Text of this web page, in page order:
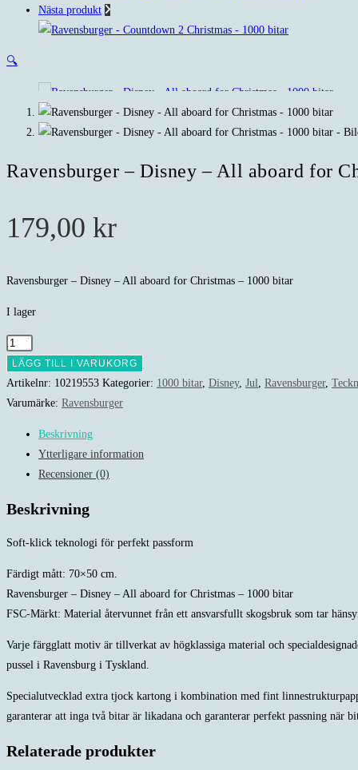
Nästa produkt
🔍
Ravensburger – Disney – All aboard for
179,00 kr
Ravensburger – Disney – All aboard for Christmas – 1000 bitar
I lager
Ravensburger
Disney
-
Christmas
-
bitar
LÄGG TILL I VARUKORG
Artikelnr: 10219553 Kategorier: 1000 bitar, Disney, Jul Ravensburger,
Varumärke: Ravensburger
Beskrivning
Ytterligare information
Recensioner (0)
Beskrivning
Soft-klick teknologi för perfekt passform
Färdigt mått: 70×50 cm.
Ravensburger – Disney – All aboard for Christmas – 1000 bitar
FSC-Märkt: Material återvunnet från ett ansvarsfullt skogsbruk som tar
Varje färgglatt motiv är tillverkat av högklassiga material och
pussel i Ravensburg i Tyskland.
Specialutvecklad extra tjock kartong i kombination med fint
garanterar att inga två bitar är likadana och garanterar perfekt passning
Relaterade produkter